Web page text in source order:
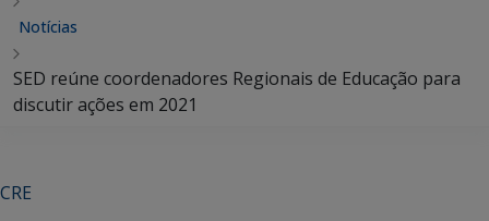
Notícias
SED reúne coordenadores Regionais de Educação para
discutir ações em 2021
CRE